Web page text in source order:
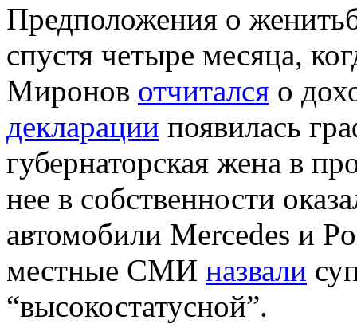
Предположения о
спустя четыре месяца,
Миронов отчитался о
декларации появилась
губернаторская жена в
нее в собственности
автомобили Mercedes и
местные СМИ назвали
“высокостатусной”.